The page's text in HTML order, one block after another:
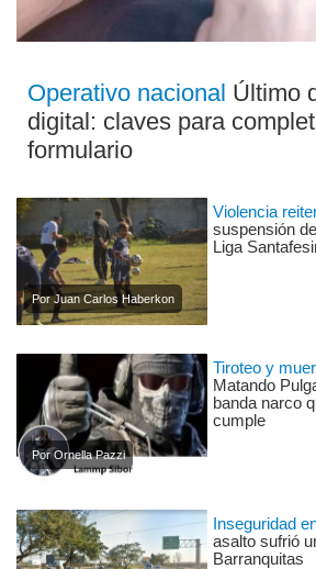
Operativo nacional Último
digital: claves para
formulario
Por Juan Carlos Haberkon
Violencia
suspensión
Liga
Por Ornella Pazzi
Tiroteo y
Matando
banda narco
cumple
Inseguridad
asalto sufrió
Barranquitas